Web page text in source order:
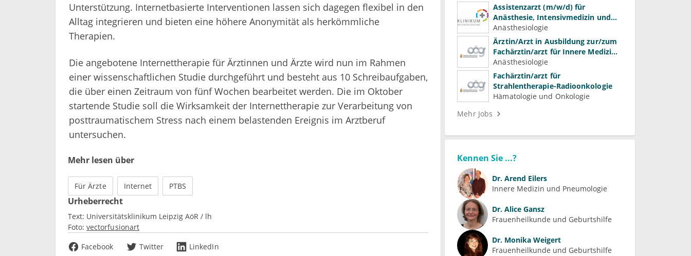
Unterstützung. Internetbasierte Interventionen lassen sich dagegen flexibel in den
Alltag integrieren und bieten eine höhere Anonymität als herkömmliche
Therapien.
Die angebotene Internettherapie für Ärztinnen und Ärzte wird nun im Rahmen
einer wissenschaftlichen Studie durchgeführt und besteht aus 10 Schreibaufgaben,
die über einen Zeitraum von fünf Wochen bearbeitet werden. Die im Oktober
startende Studie soll die Wirksamkeit der Internettherapie zur Verarbeitung von
posttraumatischem Stress nach einem belastenden Ereignis im Arztberuf
untersuchen.
Mehr lesen über
Für Ärzte Internet PTBS
Urheberrecht
Text: Universitätsklinikum Leipzig AöR / lh
Foto: vectorfusionart
Facebook
Twitter LinkedIn
Assistenzarzt (m/w/d) für
Anästhesie, Intensivmedizin und
Schmerztherapie
Anästhesiologie
Ärztin/Arzt in Ausbildung zur/zum
Fachärztin/arzt für Innere Medizin
(Kardiologie, Nephrologie,
Intensivmedizin)
Anästhesiologie
Fachärztin/arzt für
Strahlentherapie-Radioonkologie
Hämatologie und Onkologie
Mehr Jobs
Kennen Sie ...?
Dr. Arend Eilers
Innere Medizin und Pneumologie
Dr. Alice Gansz
Frauenheilkunde und Geburtshilfe
Dr. Monika Weigert
Frauenheilkunde und Geburtshilfe